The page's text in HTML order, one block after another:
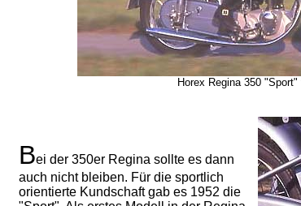
Horex Regina 350 "Sport"
Bei der 350er Regina sollte es dann
auch nicht bleiben. Für die sportlich
orientierte Kundschaft gab es 1952 die